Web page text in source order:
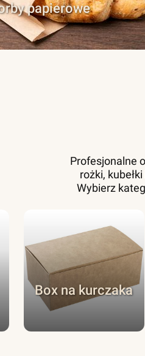
papierowe
Profesjonalne
rożki,
Wybierz
Box na kurczaka